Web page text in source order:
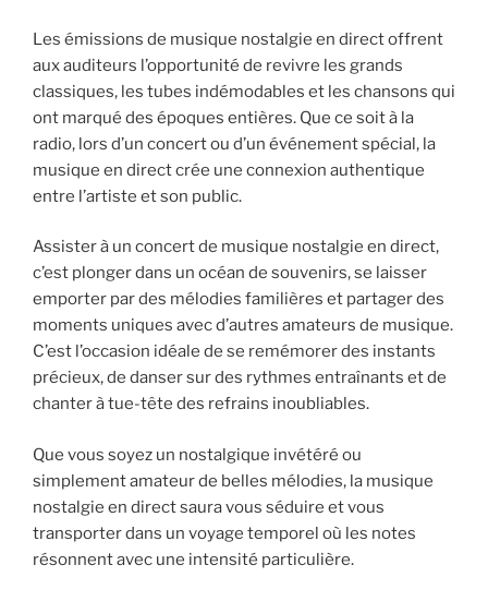
Les émissions de musique nostalgie en direct offrent
aux auditeurs l’opportunité de revivre les grands
classiques, les tubes indémodables et les chansons qui
ont marqué des époques entières. Que ce soit à la
radio, lors d’un concert ou d’un événement spécial, la
musique en direct crée une connexion authentique
entre l’artiste et son public.
Assister à un concert de musique nostalgie en direct,
c’est plonger dans un océan de souvenirs, se laisser
emporter par des mélodies familières et partager des
moments uniques avec d’autres amateurs de musique.
C’est l’occasion idéale de se remémorer des instants
précieux, de danser sur des rythmes entraînants et de
chanter à tue-tête des refrains inoubliables.
Que vous soyez un nostalgique invétéré ou
simplement amateur de belles mélodies, la musique
nostalgie en direct saura vous séduire et vous
transporter dans un voyage temporel où les notes
résonnent avec une intensité particulière.